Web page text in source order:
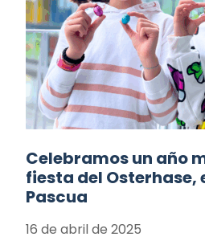
Celebramos un año
fiesta del Osterhase,
Pascua
16 de abril de 2025